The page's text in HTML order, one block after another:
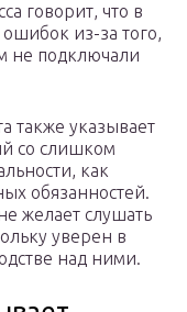
говорит, что в
из-за того,
не подключали
также указывает
со слишком
как
обязанностей.
желает слушать
уверен в
над ними.